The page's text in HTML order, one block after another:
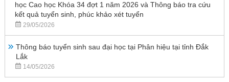
học Cao học Khóa 34 đợt 1 năm 2026 và Thông báo tra cứu
kết quả tuyển sinh, phúc khảo xét tuyển
29/05/2026
Thông báo tuyển sinh sau đại học tại Phân hiệu tại tỉnh Đắk
Lắk
14/05/2026